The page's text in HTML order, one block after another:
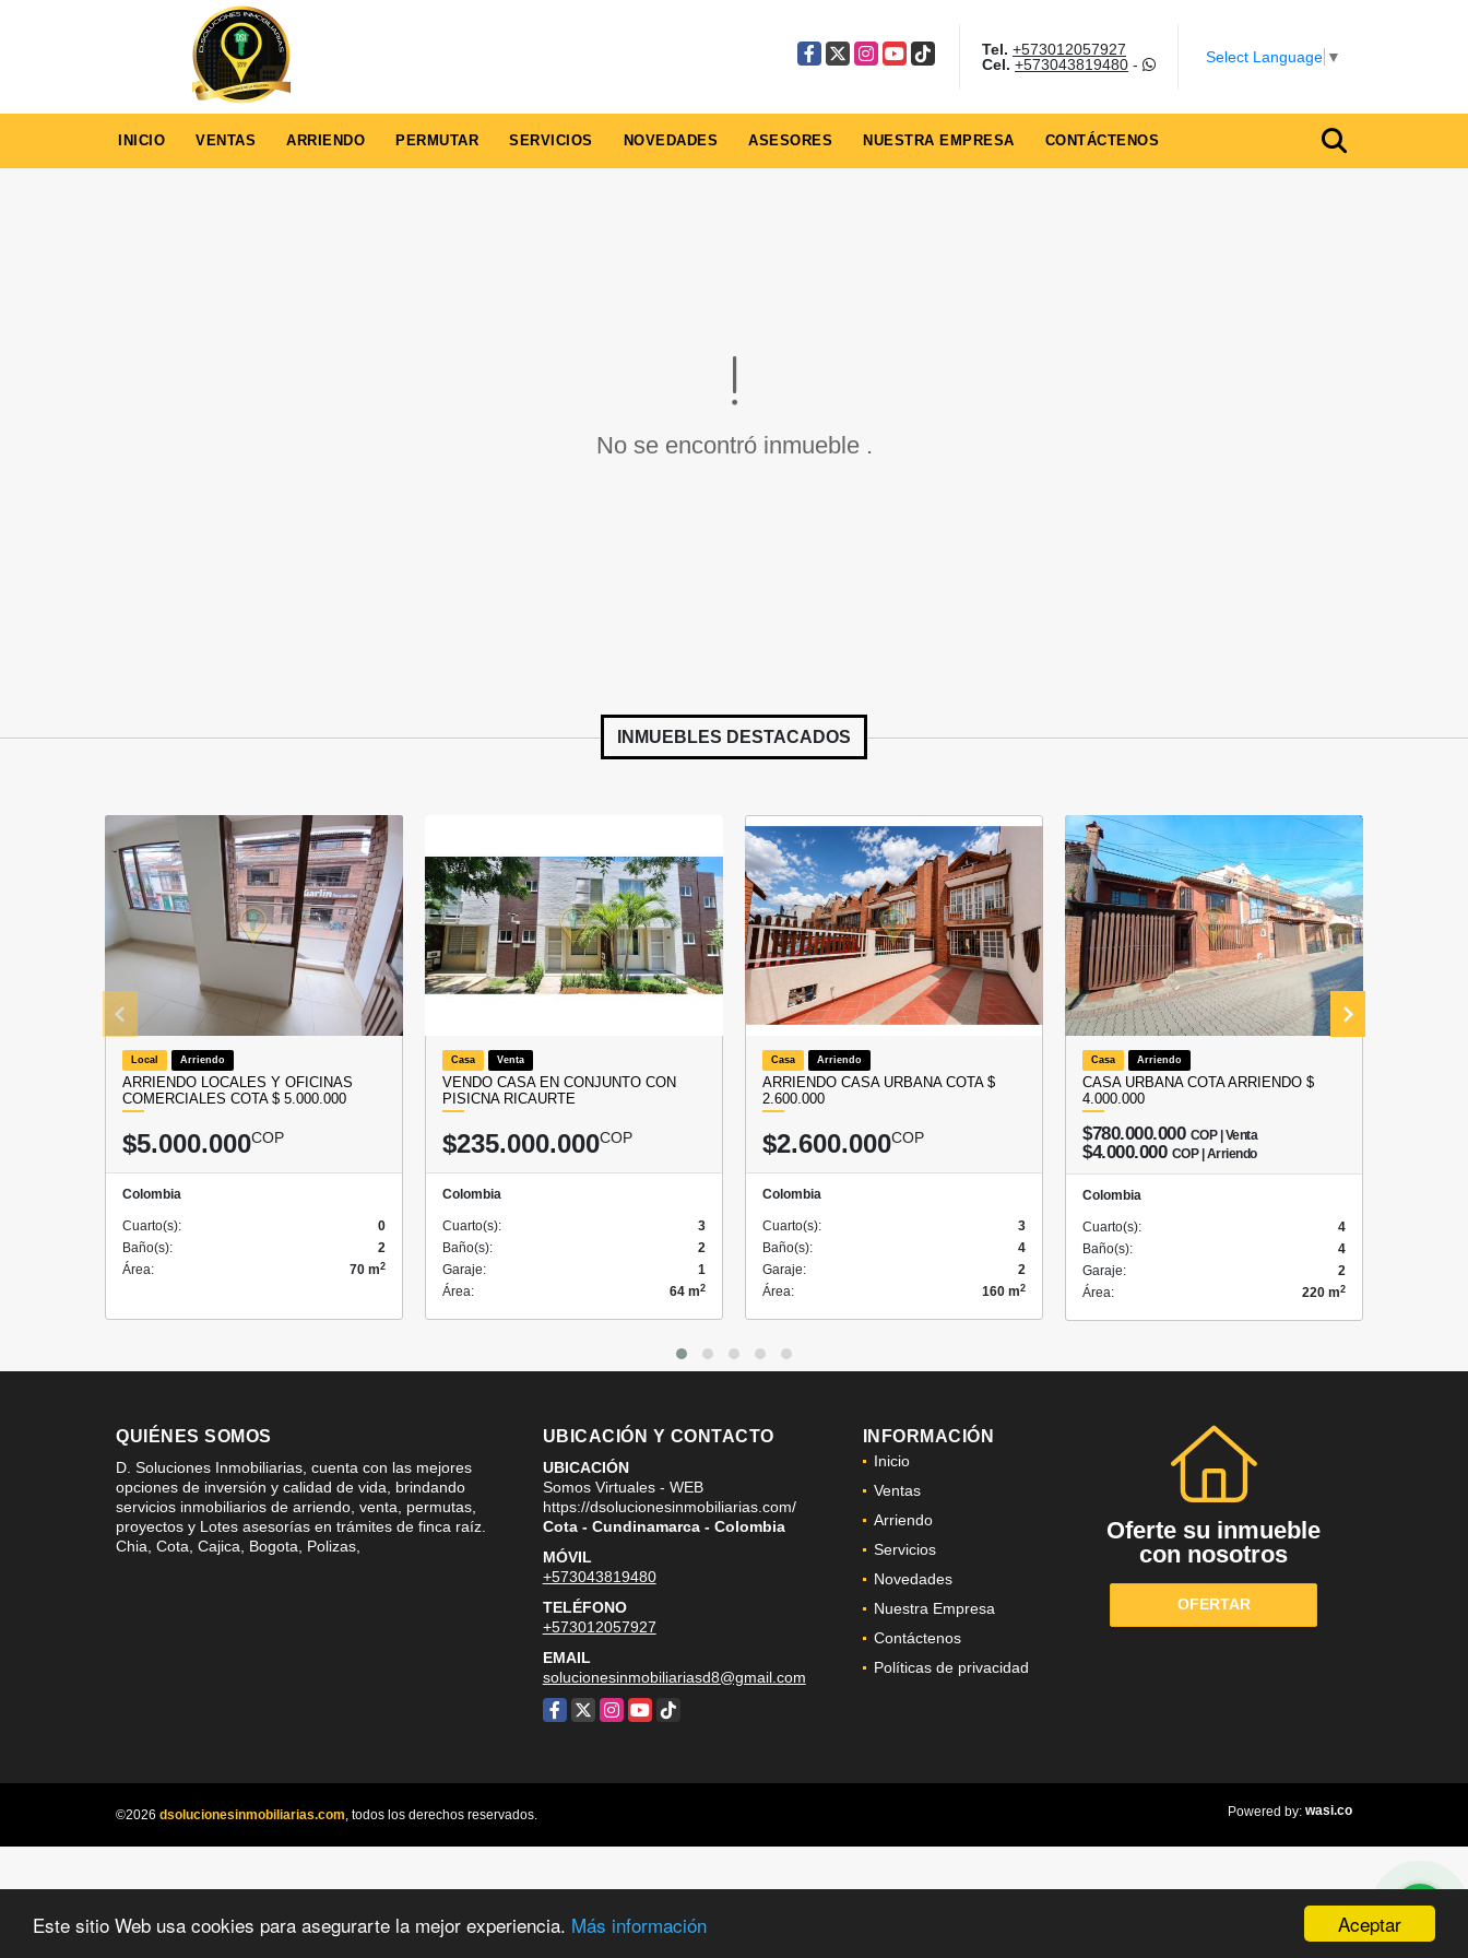
Aceptar
Este sitio Web usa cookies para asegurarte la mejor experiencia. Más información
Facebook
X Instagram
YouTube
TikTok Tel. +573012057927
Cel. +573043819480- Select Language ▼
INICIO VENTAS ARRIENDO PERMUTAR SERVICIOS NOVEDADES ASESORES NUESTRA EMPRESA CONTÁCTENOS
No se encontró inmueble .
INMUEBLES DESTACADOS
Local Arriendo
ARRIENDO LOCALES Y OFICINAS
COMERCIALES COTA $ 5.000.000
$5.000.000COP
Colombia
Cuarto(s):
0
Baño(s):
2
Área:
70 m2
Casa Venta
VENDO CASA EN CONJUNTO CON
PISICNA RICAURTE
$235.000.000COP
Colombia
Cuarto(s):
3
Baño(s):
2
Garaje:
1
Área:
64 m2
Casa Arriendo
ARRIENDO CASA URBANA COTA $
2.600.000
$2.600.000COP
Colombia
Cuarto(s):
3
Baño(s):
4
Garaje:
2
Área:
160 m2
Casa Arriendo
CASA URBANA COTA ARRIENDO $
4.000.000
$780.000.000 COP | Venta
$4.000.000 COP | Arriendo
Colombia
Cuarto(s):
4
Baño(s):
4
Garaje:
2
Área:
220 m2
QUIÉNES SOMOS
D. Soluciones Inmobiliarias, cuenta con las mejores
opciones de inversión y calidad de vida, brindando
servicios inmobiliarios de arriendo, venta, permutas,
proyectos y Lotes asesorías en trámites de finca raíz.
Chia, Cota, Cajica, Bogota, Polizas,
UBICACIÓN Y CONTACTO
UBICACIÓN
Somos Virtuales - WEB
https://dsolucionesinmobiliarias.com/
Cota - Cundinamarca - Colombia
MÓVIL
+573043819480
TELÉFONO
+573012057927
EMAIL
solucionesinmobiliariasd8@gmail.com
Facebook
X Instagram
YouTube
TikTok
INFORMACIÓN
Inicio
Ventas
Arriendo
Servicios
Novedades
Nuestra Empresa
Contáctenos
Políticas de privacidad
Oferte su inmueble
con nosotros
OFERTAR
©2026 dsolucionesinmobiliarias.com, todos los derechos reservados. Powered by: wasi.co